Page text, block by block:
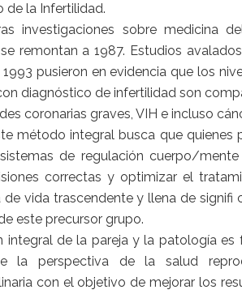
de la Infertilidad.
investigaciones sobre medicina
remontan a 1987. Estudios
1993 pusieron en evidencia que los
diagnóstico de infertilidad son
coronarias graves, VIH e incluso
método integral busca que
de regulación cuerpo/
correctas y optimizar el
de vida trascendente y llena de signifi
este precursor grupo.
integral de la pareja y la patología
la perspectiva de la salud
con el objetivo de mejorar los